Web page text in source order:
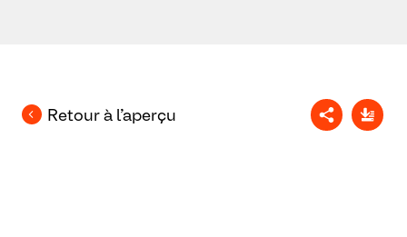
Retour à l’aperçu